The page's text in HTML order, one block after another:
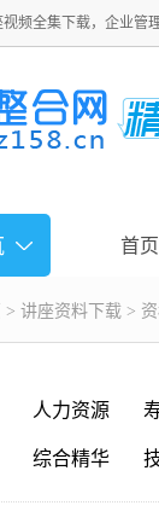
频全集下载，企业管
首页
> 讲座资料下载 >
人力资源
综合精华